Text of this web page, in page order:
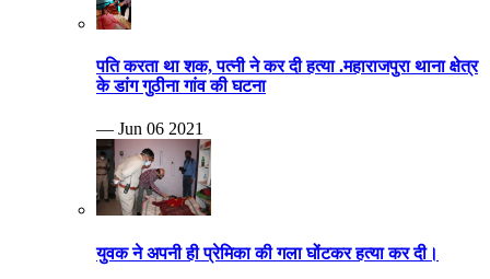
पति करता था शक, पत्नी ने कर दी हत्या .महाराजपुरा थाना क्षेत्र
के डांग गुठीना गांव की घटना
— Jun 06 2021
युवक ने अपनी ही प्रेमिका की गला घोंटकर हत्या कर दी।